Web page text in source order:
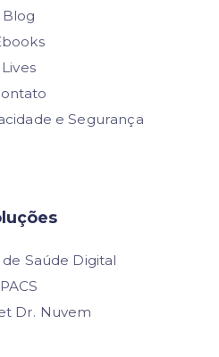
Blog
Lives
e Segurança
Saúde Digital
PACS
Dr. Nuvem